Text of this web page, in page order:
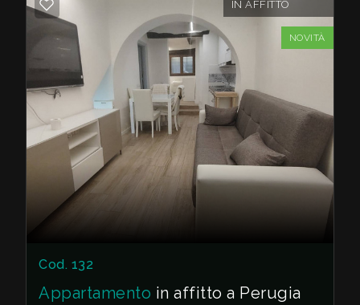
IN AFFITTO
NOVITÀ
Cod. 132
Appartamento in affitto a Perugia